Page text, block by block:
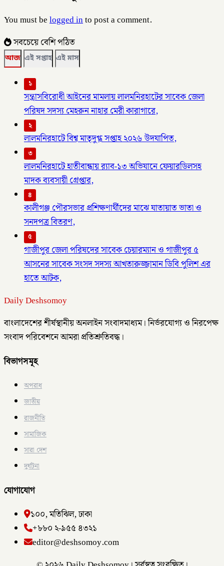
You must belogged into post a comment.
সবচেয়ে বেশি পঠিত
আজ এই সপ্তাহ এই মাস
১
সন্ত্রাসবিরোধী আইনের মামলায় লালমনিরহাটের সাবেক জেলা
পরিষদ সদস্য মেহরুন নাহার মেরী কারাগারে,
২
লালমনিরহাটে বিশ্ব মাতৃদুগ্ধ সপ্তাহ ২০২৬ উদযাপিত,
৩
লালমনিরহাটে হাতীবান্ধায় র‌্যাব-১৩ অভিযানে ফেয়ারডিলসহ
মাদক ব্যবসায়ী গ্রেপ্তার,
৪
কালীগঞ্জ পৌরসভার প্রশিক্ষণার্থীদের মাঝে যাতায়াত ভাতা ও
সনদপত্র বিতরণ,
৫
গাজীপুর জেলা পরিষদের সাবেক চেয়ারম্যান ও গাজীপুর ৫
আসনের সাবেক সংসদ সদস্য আখতারুজ্জামান ডিবি পুলিশ এর
হাতে আটক,
Daily Deshsomoy
বাংলাদেশের শীর্ষস্থানীয় অনলাইন সংবাদমাধ্যম। নির্ভরযোগ্য ও নিরপেক্ষ
সংবাদ পরিবেশনে আমরা প্রতিশ্রুতিবদ্ধ।
বিভাগসমূহ
অপরাধ
জাতীয়
রাজনীতি
সামাজিক
সারা দেশ
দুর্ঘটনা
যোগাযোগ
১০০, মতিঝিল, ঢাকা
+৮৮০ ২-৯৫৫ ৪৩২১
editor@deshsomoy.com